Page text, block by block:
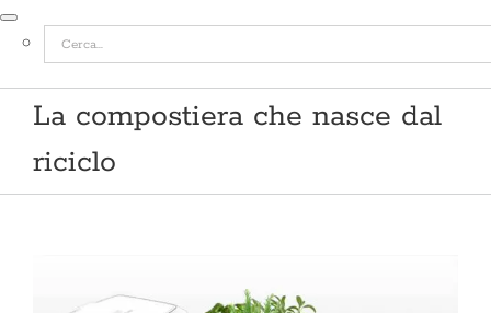
Cerca
per:
La compostiera che nasce dal
riciclo